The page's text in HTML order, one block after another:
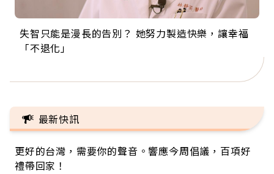
失智只能是漫長的告別？ 她努力製造快樂，讓幸福
「不退化」
來自剛果的巧克力神父 為台灣奉獻36年 「台灣是我
的家，我連作夢都講台語！」
63歲卸矽谷副總、搬回台灣找快樂！「蛋黃哥小
丑」走進安養院，逗樂上萬爺奶：退休後才開始真
104歲打破金氏世界紀錄 成為全球最年長羽球選
手，分享長壽的秘密原來是「這個」
事業巔峰他選擇追夢…黑手阿伯拉小提琴還登上小
巨蛋！連CNN都大讚！
最新快訊
更好的台灣，需要你的聲音。響應今周倡議，百項好
禮帶回家！